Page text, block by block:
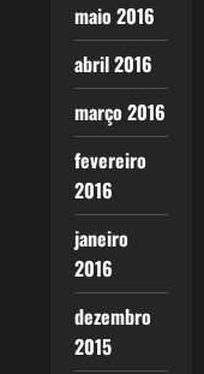
maio 2016
abril 2016
março 2016
fevereiro
2016
janeiro
2016
dezembro
2015